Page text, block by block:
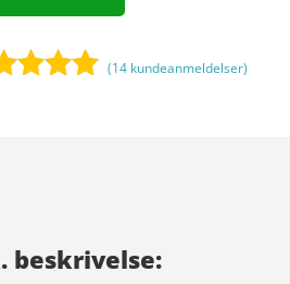
(14 kundeanmeldelser)
beskrivelse: